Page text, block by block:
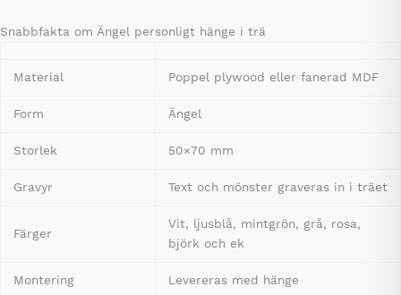
Snabbfakta om Ängel personligt hänge i trä
Material Poppel plywood eller fanerad MDF
Form Ängel
Storlek 50×70 mm
Gravyr Text och mönster graveras in i träet
Färger
Vit, ljusblå, mintgrön, grå, rosa,
björk och ek
Montering Levereras med hänge